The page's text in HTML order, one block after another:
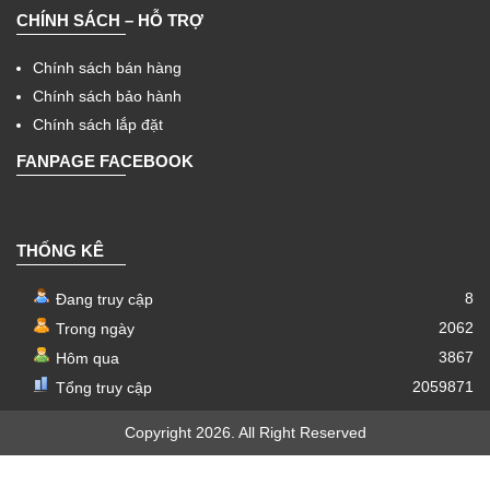
CHÍNH SÁCH – HỖ TRỢ
Chính sách bán hàng
Chính sách bảo hành
Chính sách lắp đặt
FANPAGE FACEBOOK
THỐNG KÊ
Đang truy cập
8
Trong ngày
2062
Hôm qua
3867
Tổng truy cập
2059871
Copyright 2026. All Right Reserved